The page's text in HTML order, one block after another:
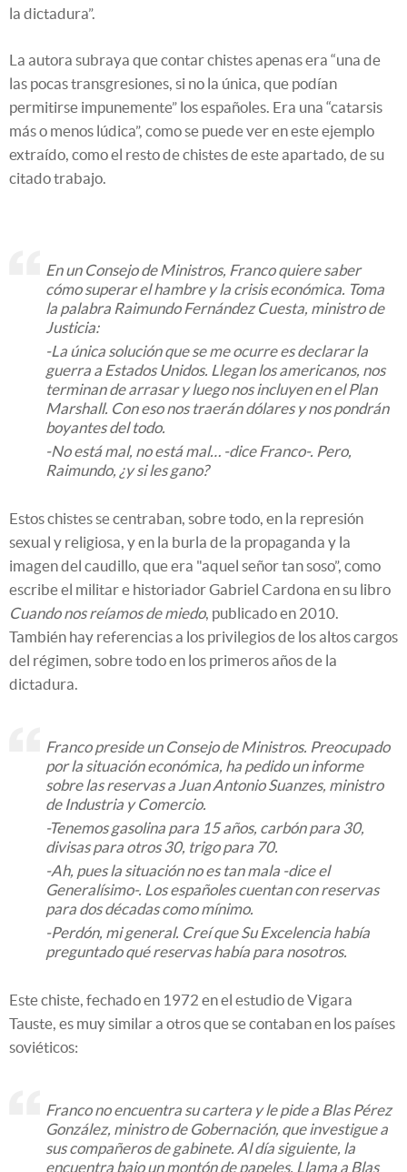
la dictadura”.
La autora subraya que contar chistes apenas era “una de
las pocas transgresiones, si no la única, que podían
permitirse impunemente” los españoles. Era una “catarsis
más o menos lúdica”, como se puede ver en este ejemplo
extraído, como el resto de chistes de este apartado, de su
citado trabajo.
En un Consejo de Ministros, Franco quiere saber
cómo superar el hambre y la crisis económica. Toma
la palabra Raimundo Fernández Cuesta, ministro de
Justicia:
-La única solución que se me ocurre es declarar la
guerra a Estados Unidos. Llegan los americanos, nos
terminan de arrasar y luego nos incluyen en el Plan
Marshall. Con eso nos traerán dólares y nos pondrán
boyantes del todo.
-No está mal, no está mal… -dice Franco-. Pero,
Raimundo, ¿y si les gano?
Estos chistes se centraban, sobre todo, en la represión
sexual y religiosa, y en la burla de la propaganda y la
imagen del caudillo, que era "aquel señor tan soso”, como
escribe el militar e historiador Gabriel Cardona en su libro
Cuando nos reíamos de miedo, publicado en 2010.
También hay referencias a los privilegios de los altos cargos
del régimen, sobre todo en los primeros años de la
dictadura.
Franco preside un Consejo de Ministros. Preocupado
por la situación económica, ha pedido un informe
sobre las reservas a Juan Antonio Suanzes, ministro
de Industria y Comercio.
-Tenemos gasolina para 15 años, carbón para 30,
divisas para otros 30, trigo para 70.
-Ah, pues la situación no es tan mala -dice el
Generalísimo-. Los españoles cuentan con reservas
para dos décadas como mínimo.
-Perdón, mi general. Creí que Su Excelencia había
preguntado qué reservas había para nosotros.
Este chiste, fechado en 1972 en el estudio de Vigara
Tauste, es muy similar a otros que se contaban en los países
soviéticos:
Franco no encuentra su cartera y le pide a Blas Pérez
González, ministro de Gobernación, que investigue a
sus compañeros de gabinete. Al día siguiente, la
encuentra bajo un montón de papeles. Llama a Blas